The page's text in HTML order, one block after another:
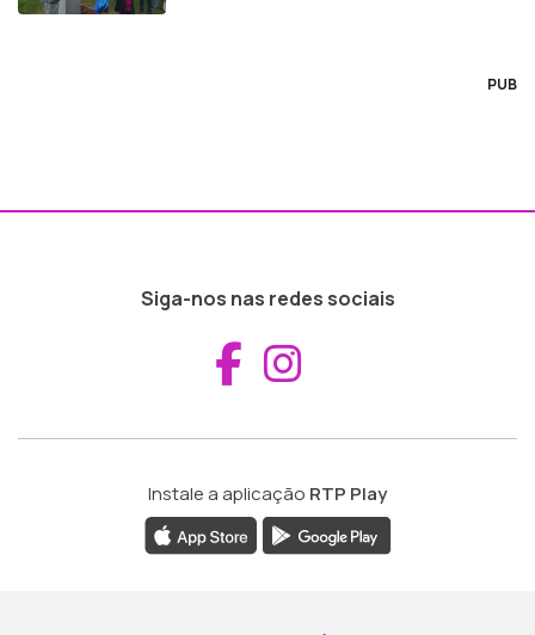
PUB
Siga-nos nas redes sociais
Aceder ao
Instale a aplicação RTP Play